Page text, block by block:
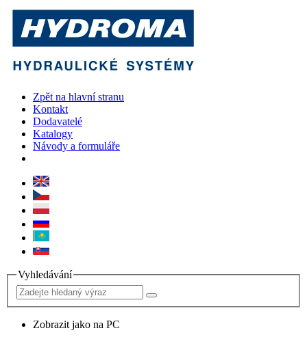
Zpět na hlavní stranu
Kontakt
Dodavatelé
Katalogy
Návody a formuláře
Vyhledávání
Zobrazit jako na PC